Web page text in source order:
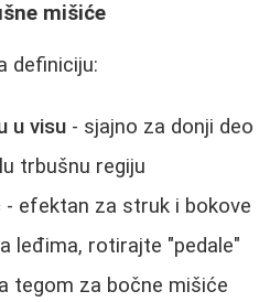
mišiće
definiciju:
u visu - sjajno za donji
trbušnu regiju
- efektan za struk i bokove
leđima, rotirajte "pedale"
tegom za bočne mišiće